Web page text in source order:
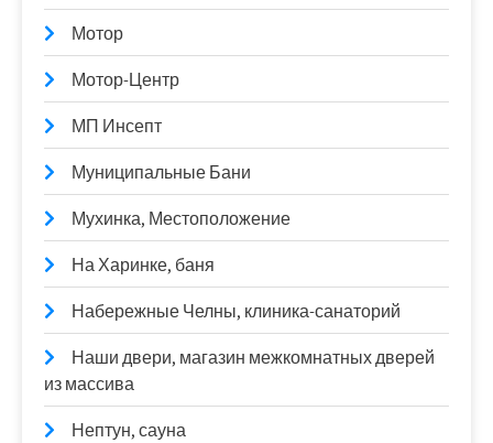
Мотор
Мотор-Центр
МП Инсепт
Муниципальные Бани
Мухинка, Местоположение
На Харинке, баня
Набережные Челны, клиника-санаторий
Наши двери, магазин межкомнатных дверей
из массива
Нептун, сауна